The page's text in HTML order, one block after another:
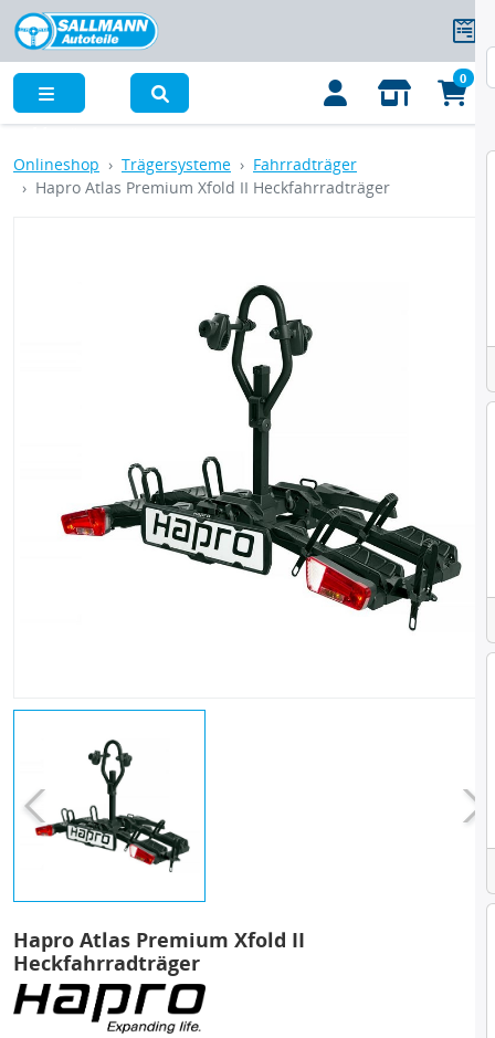
0
Onlineshop Trägersysteme
Fahrradträger
Hapro Atlas Premium Xfold II Heckfahrradträger
Hapro Atlas Premium Xfold II
Heckfahrradträger